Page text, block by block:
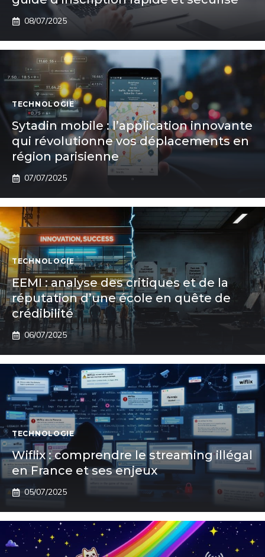
08/07/2025
TECHNOLOGIE
Sytadin mobile : l’application innovante
qui révolutionne vos déplacements en
région parisienne
07/07/2025
TECHNOLOGIE
EEMI : analyse des critiques et de la
réputation d’une école en quête de
crédibilité
06/07/2025
TECHNOLOGIE
Wiflix : comprendre le streaming illégal
en France et ses enjeux
05/07/2025